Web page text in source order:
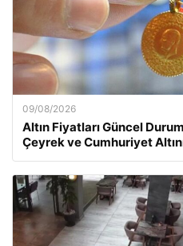
09/08/2026
Altın Fiyatları Güncel
Çeyrek ve Cumhuriyet